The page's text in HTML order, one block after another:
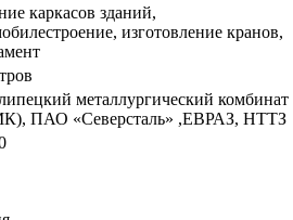
каркасов зданий,
изготовление кранов,
металлургический комбинат
ПАО «Северсталь» ,ЕВРАЗ, НТТЗ